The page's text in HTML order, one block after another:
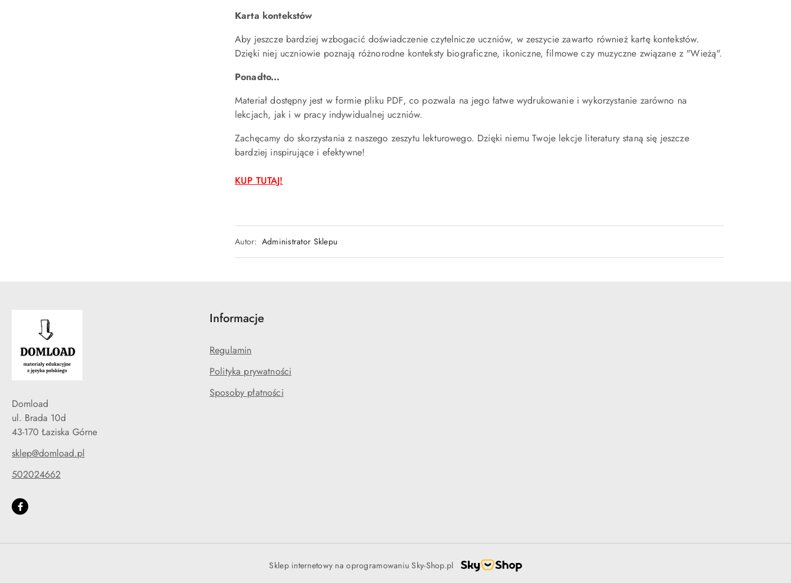
Karta kontekstów
Aby jeszcze bardziej wzbogacić doświadczenie czytelnicze uczniów, w zeszycie zawarto również kartę kontekstów.
Dzięki niej uczniowie poznają różnorodne konteksty biograficzne, ikoniczne, filmowe czy muzyczne związane z "Wieżą".
Ponadto...
Materiał dostępny jest w formie pliku PDF, co pozwala na jego łatwe wydrukowanie i wykorzystanie zarówno na
lekcjach, jak i w pracy indywidualnej uczniów.
Zachęcamy do skorzystania z naszego zeszytu lekturowego. Dzięki niemu Twoje lekcje literatury staną się jeszcze
bardziej inspirujące i efektywne!
KUP TUTAJ!
Autor: Administrator Sklepu
Domload
ul. Brada 10d
43-170 Łaziska Górne
sklep@domload.pl
502024662
Informacje
Regulamin
Polityka prywatności
Sposoby płatności
Sklep internetowy na oprogramowaniu Sky-Shop.pl